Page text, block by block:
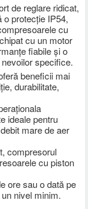
de reglare ridicat,
protecție IP54,
cu
cu un motor
fiabile și o
specifice.
beneficii mai
durabilitate,
ideale pentru
mare de aer
compresorul
cu piston
ore sau o dată pe
nivel minim.